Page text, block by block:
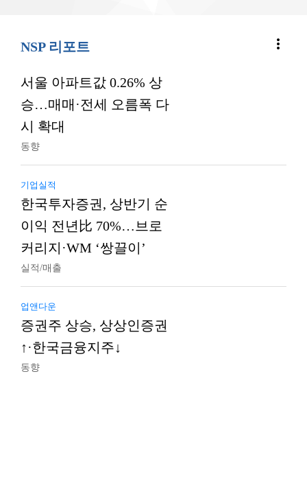
NSP 리포트 more_vert
서울 아파트값 0.26% 상
승…매매·전세 오름폭 다
시 확대
동향
기업실적
한국투자증권, 상반기 순
이익 전년比 70%…브로
커리지·WM ‘쌍끌이’
실적/매출
업앤다운
증권주 상승, 상상인증권
↑·한국금융지주↓
동향